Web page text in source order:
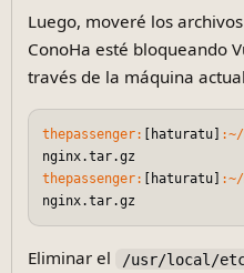
Luego, moveré los archivos
ConoHa esté bloqueando
través de la máquina
thepassenger: [haturatu]
thepassenger:
[haturatu]
Eliminar el /usr/local/